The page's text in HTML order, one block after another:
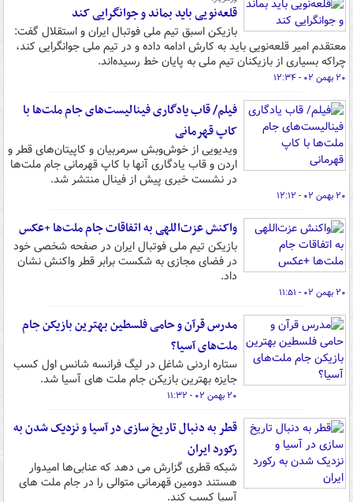
قلعه‌نویی باید بماند و جوانگرایی کند
بازیکن اسبق تیم ملی فوتبال ایران و استقلال گفت:
معتقدم امیر قلعه‌نویی باید به کارش ادامه داده و در تیم ملی جوانگرایی کند،
چراکه بسیاری از بازیکنان تیم ملی به پایان خط رسیده‌اند.
۲۰ بهمن ۰۲ - ۱۲:۳۴
فیلم/ قاب یادگاری فینالیست‌های جام ملت‌ها با
کاپ قهرمانی
ویدیویی از خوش‌وبش سرمربیان و کاپیتان‌های قطر و
اردن و قاب یادگاری آنها با کاپ قهرمانی جام ملت‌ها
در نشست خبری پیش از فینال منتشر شد.
۲۰ بهمن ۰۲ - ۱۲:۱۲
واکنش عزت‌اللهی به اتفاقات جام ملت‌ها +عکس
بازیکن تیم ملی فوتبال ایران در صفحه شخصی خود
در فضای مجازی به شکست برابر قطر واکنش نشان
داد.
۲۰ بهمن ۰۲ - ۱۱:۵۱
مدرس قرآن و حامی فلسطین بهترین بازیکن جام
ملت‌های آسیا؟
ستاره اردنی شاغل در لیگ فرانسه شانس اول کسب
جایزه بهترین بازیکن جام ملت های آسیا شد.
۲۰ بهمن ۰۲ - ۱۱:۳۲
قطر به دنبال تاریخ سازی در آسیا و نزدیک شدن به
رکورد ایران
شبکه قطری گزارش می دهد که عنابی‌ها امیدوار
هستند دومین قهرمانی متوالی را در جام ملت های
آسیا کسب کند.